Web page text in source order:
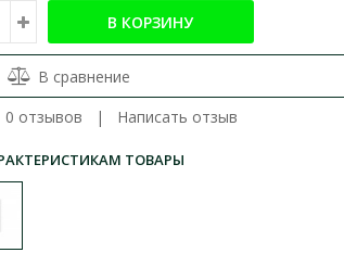
В сравнение
0 отзывов | Написать отзыв
ТОВАРЫ